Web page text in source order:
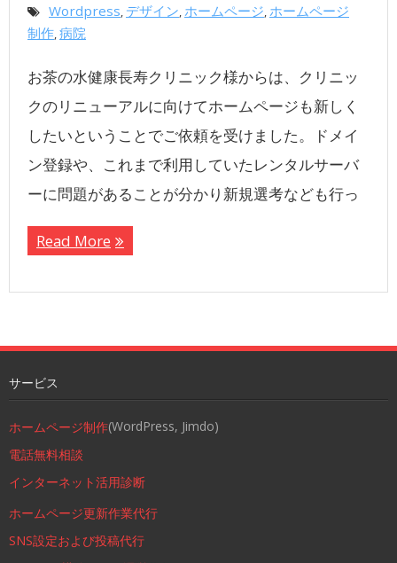
Wordpress, デザイン, ホームページ, ホームページ
制作,病院
お茶の水健康長寿クリニック様からは、クリニッ
クのリニューアルに向けてホームページも新しく
したいということでご依頼を受けました。ドメイ
ン登録や、これまで利用していたレンタルサーバ
ーに問題があることが分かり新規選考なども行っ
Read More
サービス
ホームページ制作(WordPress, Jimdo)
電話無料相談
インターネット活用診断
ホームページ更新作業代行
SNS設定および投稿代行